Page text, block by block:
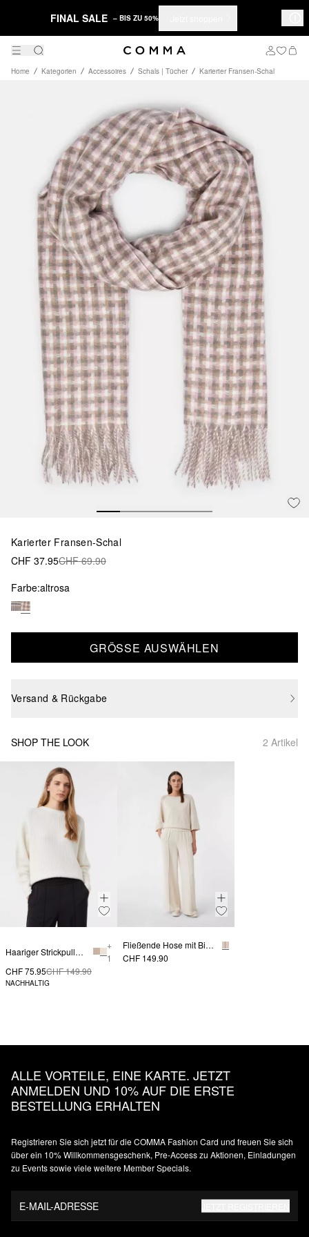
FINAL SALE – BIS ZU 50%
Home Kategorien Accessoires Schals | Tücher Karierter Fransen-Schal
Karierter Fransen-Schal
CHF 37.95CHF 69.90
Farbe:altrosa
GRÖSSE AUSWÄHLEN
Versand & Rückgabe
SHOP THE LOOK 2 Artikel
Haariger Strickpullover mit Fledermausärmeln
+
1
CHF 75.95CHF 149.90
NACHHALTIG
Fließende Hose mit Biesen und Elastikbund
CHF 149.90
ALLE VORTEILE, EINE KARTE. JETZT
ANMELDEN UND 10% AUF DIE ERSTE
BESTELLUNG ERHALTEN
Registrieren Sie sich jetzt für die COMMA Fashion Card und freuen Sie sich
über ein 10% Willkommensgeschenk, Pre-Access zu Aktionen, Einladungen
zu Events sowie viele weitere Member Specials.
E-MAIL-ADRESSE